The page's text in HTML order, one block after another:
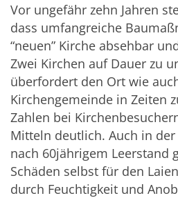
Vor ungefähr zehn Jahren
dass umfangreiche
“neuen” Kirche absehbar
Zwei Kirchen auf Dauer zu
überfordert den Ort wie
Kirchengemeinde in Zeiten
Zahlen bei
Mitteln deutlich. Auch in
nach 60jährigem Leerstand
Schäden selbst für den
durch Feuchtigkeit und